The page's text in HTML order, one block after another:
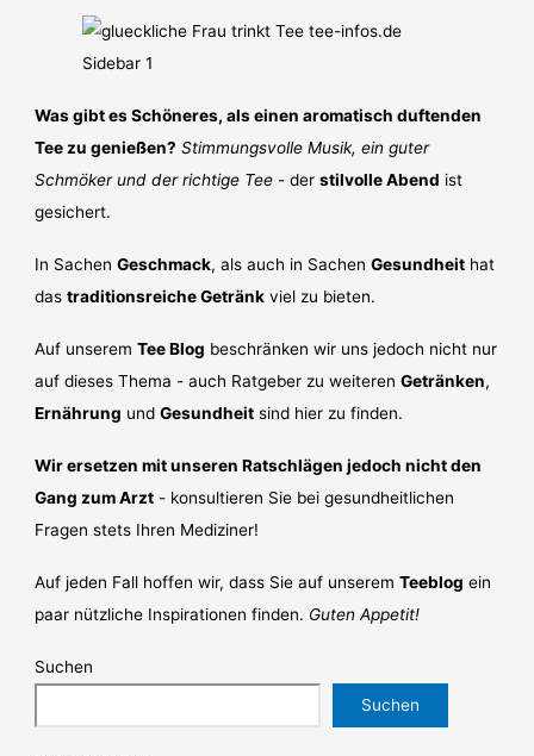
Was gibt es Schöneres, als einen aromatisch duftenden
Tee zu genießen? Stimmungsvolle Musik, ein guter
Schmöker und der richtige Tee - derstilvolle Abend ist
gesichert.
In SachenGeschmack, als auch in SachenGesundheit hat
dastraditionsreiche Getränk viel zu bieten.
Auf unseremTee Blog beschränken wir uns jedoch nicht nur
auf dieses Thema - auch Ratgeber zu weiterenGetränken,
Ernährung undGesundheit sind hier zu finden.
Wir ersetzen mit unseren Ratschlägen jedoch nicht den
Gang zum Arzt - konsultieren Sie bei gesundheitlichen
Fragen stets Ihren Mediziner!
Auf jeden Fall hoffen wir, dass Sie auf unseremTeeblog ein
paar nützliche Inspirationen finden. Guten Appetit!
Suchen
Suchen